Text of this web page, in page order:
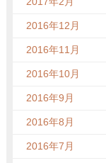
2016年12月
2016年11月
2016年10月
2016年9月
2016年8月
2016年7月